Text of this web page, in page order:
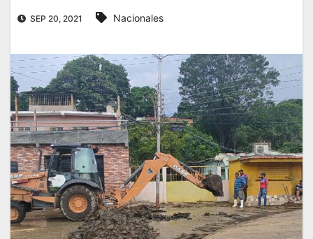
SEP 20, 2021 Nacionales